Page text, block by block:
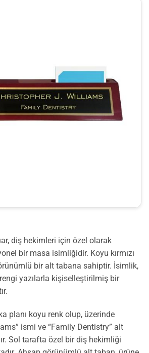
diş hekimleri için özel olarak
bir masa isimliğidir. Koyu kırmızı
bir alt tabana sahiptir. İsimlik,
yazılarla kişiselleştirilmiş bir
planı koyu renk olup, üzerinde
ismi ve “Family Dentistry” alt
Sol tarafta özel bir diş hekimliği